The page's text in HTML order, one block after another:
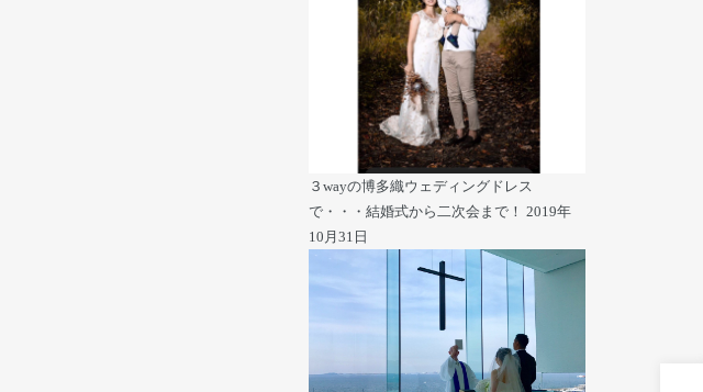
３wayの博多織ウェディングドレス
で・・・結婚式から二次会まで！ 2019年
10月31日